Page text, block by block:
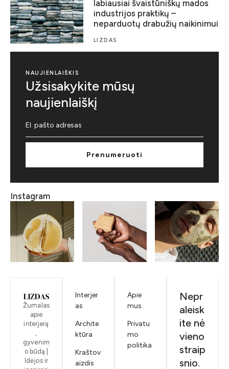
labiausiai švaistūniškų mados
industrijos praktikų –
neparduotų drabužių naikinimui
LIZDAS
NAUJIENLAIŠKIS
Užsisakykite mūsų
naujienlaiškį
Prenumeruoti
Instagram
Žurnalas
apie
interjerą
,
gyvenim
o būdą |
Idėjos ir
Interjer
as
Archite
ktūra
Kraštov
aizdis
Apie
mus
Privatu
mo
politika
Nepr
aleisk
ite nė
vieno
straip
snio.